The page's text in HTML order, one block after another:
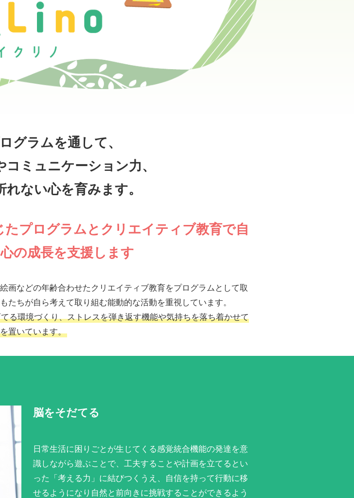
グラムを通して、
ミュニケーション力、
ない心を育みます。
プログラムとクリエイティブ教育で自
の成長を支援します
画などの年齢合わせたクリエイティブ教育をプログラムとして取
たちが自ら考えて取り組む能動的な活動を重視しています。
る環境づくり、ストレスを弾き返す機能や気持ちを落ち着かせて
置いています。
脳をそだてる
日常生活に困りごとが生じてくる感覚統合機能の発達を意
識しながら遊ぶことで、工夫することや計画を立てるとい
った「考える力」に結びつくうえ、自信を持って行動に移
せるようになり自然と前向きに挑戦することができるよう